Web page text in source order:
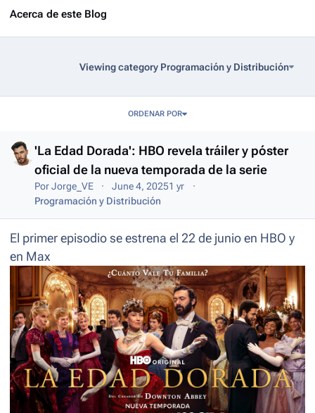
Acerca de este Blog
Viewing category Programación y Distribución
ORDENAR POR
'La Edad Dorada': HBO revela tráiler y póster
oficial de la nueva temporada de la serie
PorJorge_VE June 4, 20251 yr
Programación y Distribución
El primer episodio se estrena el 22 de junio en HBO y
en Max